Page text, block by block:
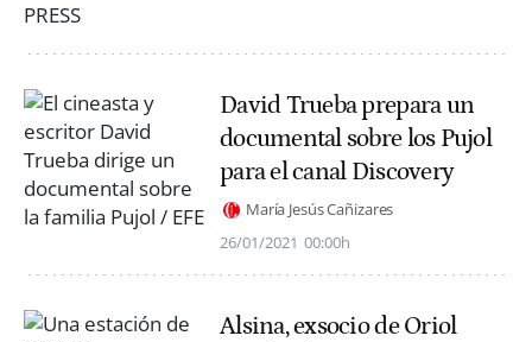
David Trueba prepara un
documental sobre los Pujol
para el canal Discovery
María Jesús Cañizares
26/01/2021 00:00h
Alsina, exsocio de Oriol